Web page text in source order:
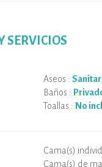
SERVICIOS
Aseos :
Baños :
Toallas : No
Cama(s)
Cama(s) de